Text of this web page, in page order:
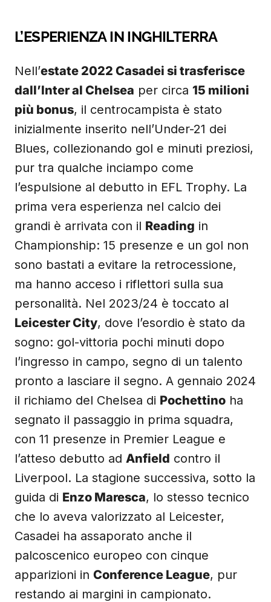
L’ESPERIENZA IN INGHILTERRA
Nell’estate 2022 Casadei si trasferisce
dall’Inter al Chelsea per circa 15 milioni
più bonus, il centrocampista è stato
inizialmente inserito nell’Under-21 dei
Blues, collezionando gol e minuti preziosi,
pur tra qualche inciampo come
l’espulsione al debutto in EFL Trophy. La
prima vera esperienza nel calcio dei
grandi è arrivata con il Reading in
Championship: 15 presenze e un gol non
sono bastati a evitare la retrocessione,
ma hanno acceso i riflettori sulla sua
personalità. Nel 2023/24 è toccato al
Leicester City, dove l’esordio è stato da
sogno: gol-vittoria pochi minuti dopo
l’ingresso in campo, segno di un talento
pronto a lasciare il segno. A gennaio 2024
il richiamo del Chelsea di Pochettino ha
segnato il passaggio in prima squadra,
con 11 presenze in Premier League e
l’atteso debutto ad Anfield contro il
Liverpool. La stagione successiva, sotto la
guida di Enzo Maresca, lo stesso tecnico
che lo aveva valorizzato al Leicester,
Casadei ha assaporato anche il
palcoscenico europeo con cinque
apparizioni in Conference League, pur
restando ai margini in campionato.